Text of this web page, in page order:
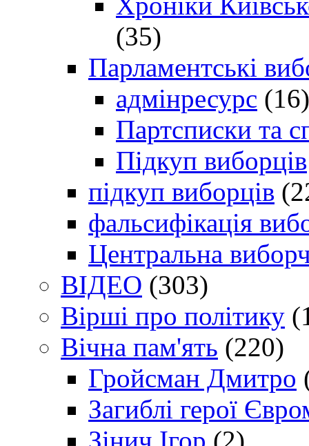
(35)
Парламентські
адмінресурс (16)
Партсписки та
Підкуп виборців
підкуп виборців
фальсифікація
Центральна
ВІДЕО (303)
Вірші про політику
Вічна пам'ять (220)
Гройсман Дмитро
Загиблі герої
Зінич Ігор (2)